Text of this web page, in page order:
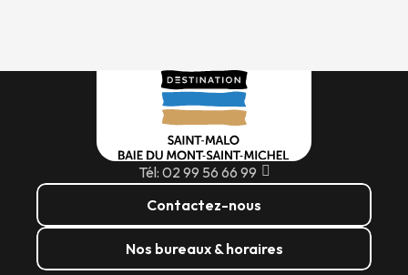
Tél: 02 99 56 66 99
Contactez-nous
Nos bureaux & horaires